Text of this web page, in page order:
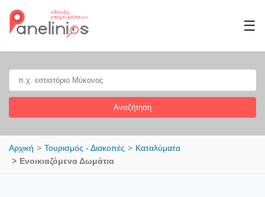
☰
Αναζήτηση
Αρχική Τουρισμός - Διακοπές
Καταλύματα
Ενοικιαζόμενα Δωμάτια